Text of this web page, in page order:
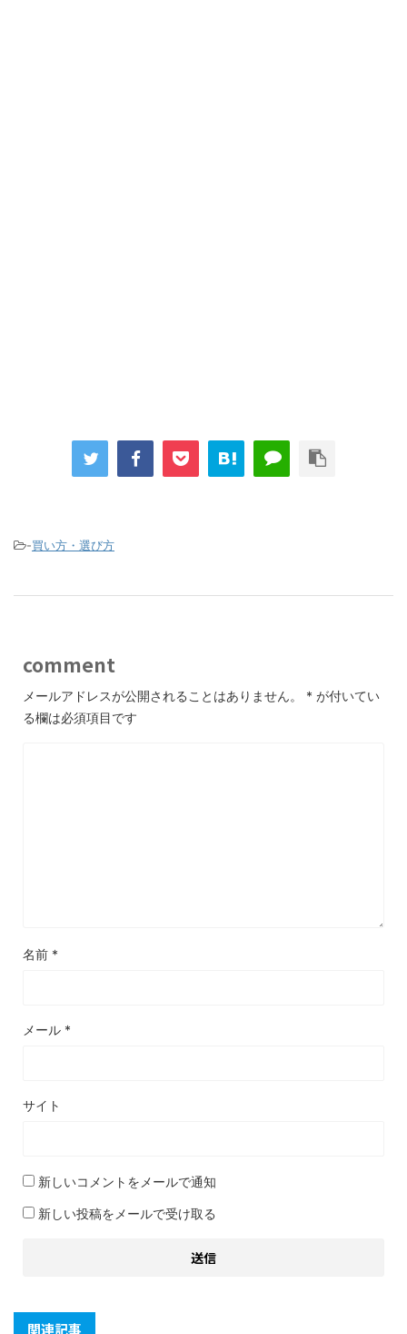
-買い方・選び方
comment
メールアドレスが公開されることはありません。 * が付いてい
る欄は必須項目です
名前 *
メール *
サイト
新しいコメントをメールで通知
新しい投稿をメールで受け取る
関連記事